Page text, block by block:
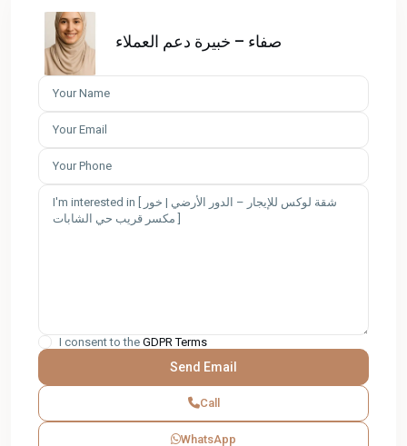
صفاء – خبيرة دعم العملاء
I consent to the GDPR Terms
Call
WhatsApp